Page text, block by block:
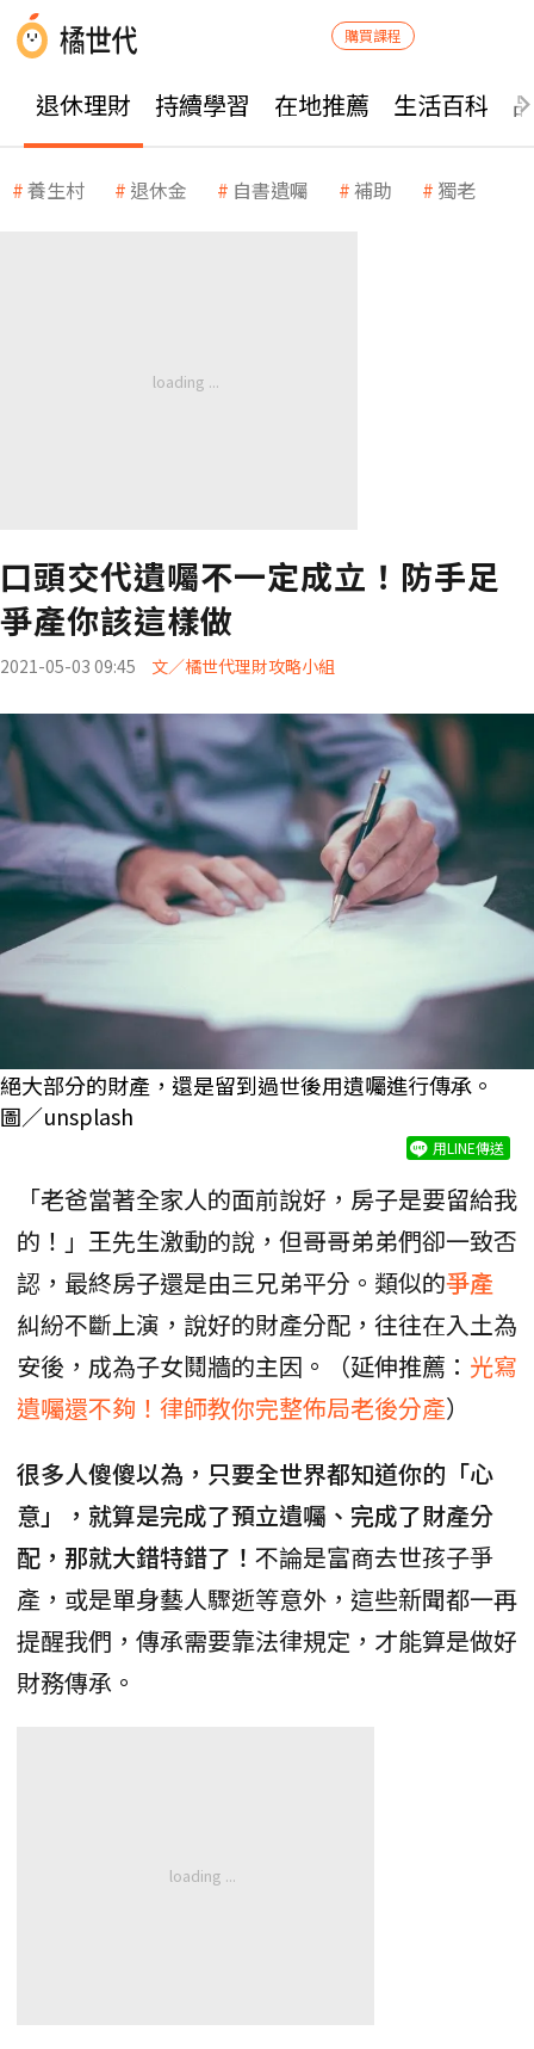
購買課程
退休理財 持續學習 在地推薦 生活百科
養生村 退休金 自書遺囑 補助 獨老
口頭交代遺囑不一定成立！防手足
爭產你該這樣做
2021-05-03 09:45 文／橘世代理財攻略小組
絕大部分的財產，還是留到過世後用遺囑進行傳承。
圖／unsplash
用LINE傳送
「老爸當著全家人的面前說好，房子是要留給我
的！」王先生激動的說，但哥哥弟弟們卻一致否
認，最終房子還是由三兄弟平分。類似的爭產
糾紛不斷上演，說好的財產分配，往往在入土為
安後，成為子女鬩牆的主因。（延伸推薦： 光寫
遺囑還不夠！律師教你完整佈局老後分產）
很多人傻傻以為，只要全世界都知道你的「心
意」，就算是完成了預立遺囑、完成了財產分
配，那就大錯特錯了！ 不論是富商去世孩子爭
產，或是單身藝人驟逝等意外，這些新聞都一再
提醒我們，傳承需要靠法律規定，才能算是做好
財務傳承。